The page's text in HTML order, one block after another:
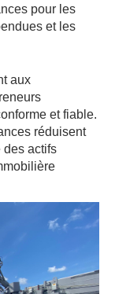
pour les
et les
aux
et fiable.
réduisent
des actifs